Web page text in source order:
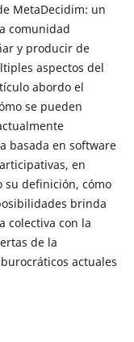
MetaDecidim: un
comunidad
y producir de
aspectos del
abordo el
se pueden
basada en software
en
su definición, cómo
brinda
colectiva con la
de la
actuales